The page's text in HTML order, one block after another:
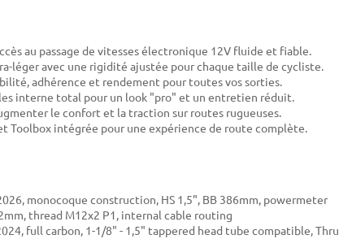
au passage de vitesses électronique 12V fluide et fiable.
léger avec une rigidité ajustée pour chaque taille de cycliste.
adhérence et rendement pour toutes vos sorties.
interne total pour un look "pro" et un entretien réduit.
le confort et la traction sur routes rugueuses.
Toolbox intégrée pour une expérience de route complète.
monocoque construction, HS 1,5", BB 386mm, powermeter
thread M12x2 P1, internal cable routing
full carbon, 1-1/8" - 1,5" tappered head tube compatible, Thru